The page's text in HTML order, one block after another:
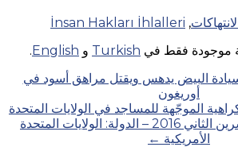
,
İnsan Hakları İhlalleri
موجودة فقط في Turkish و English
.
البيض يدهس ويقتل مراهق أسود في
أوريغون
الموجّهة للمساجد في الولايات المتحدة
الأمريكية التاريخ: تشرين الثاني 2016 – الدولة: الولايات المتحدة
الأمريكية ←